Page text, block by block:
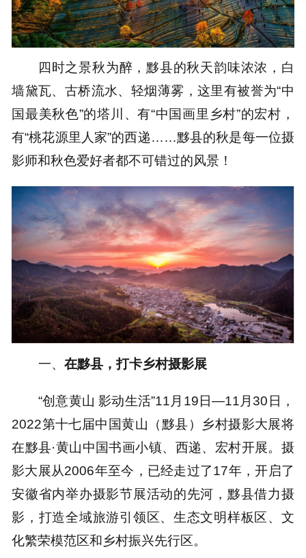
四时之景秋为醉，黟县的秋天韵味浓浓，白
墙黛瓦、古桥流水、轻烟薄雾，这里有被誉为“中
国最美秋色”的塔川、有“中国画里乡村”的宏村，
有“桃花源里人家”的西递……黟县的秋是每一位摄
影师和秋色爱好者都不可错过的风景！
一、 在黟县，打卡乡村摄影展
“创意黄山 影动生活”11月19日—11月30日，
2022第十七届中国黄山（黟县）乡村摄影大展将
在黟县·黄山中国书画小镇、西递、宏村开展。摄
影大展从2006年至今，已经走过了17年，开启了
安徽省内举办摄影节展活动的先河，黟县借力摄
影，打造全域旅游引领区、生态文明样板区、文
化繁荣模范区和乡村振兴先行区。